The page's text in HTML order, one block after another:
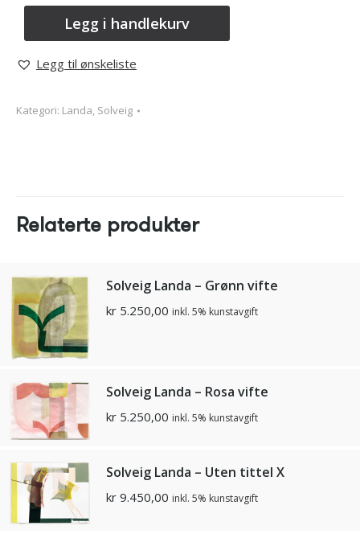
Legg i handlekurv
Legg til ønskeliste
Kategori: Landa, Solveig
Relaterte produkter
Solveig Landa – Grønn vifte
kr 5.250,00 inkl. 5% kunstavgift
Solveig Landa – Rosa vifte
kr 5.250,00 inkl. 5% kunstavgift
Solveig Landa – Uten tittel X
kr 9.450,00 inkl. 5% kunstavgift